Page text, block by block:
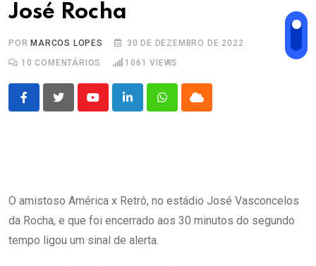
José Rocha
PORMARCOS LOPES
30 DE DEZEMBRO DE 2022
10 COMENTÁRIOS 1061 VIEWS
YoutubeLinkedInWhatsappCloud
O amistoso América x Retrô, no estádio José Vasconcelos
da Rocha, e que foi encerrado aos 30 minutos do segundo
tempo ligou um sinal de alerta.